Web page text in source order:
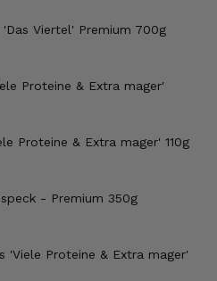
Viertel' Premium 700g
Proteine & Extra mager'
Proteine & Extra mager' 110g
- Premium 350g
'Viele Proteine & Extra mager'